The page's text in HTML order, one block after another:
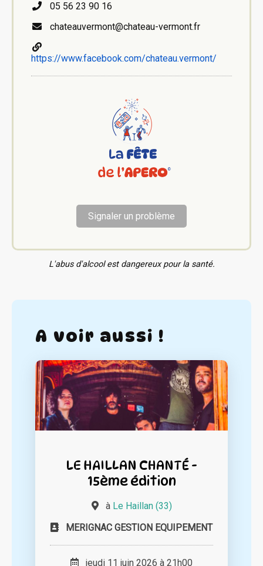
05 56 23 90 16
chateauvermont@chateau-vermont.fr
https://www.facebook.com/chateau.vermont/
Signaler un problème
L'abus d'alcool est dangereux pour la santé.
A voir aussi !
LE HAILLAN CHANTÉ -
15ème édition
à Le Haillan (33)
MERIGNAC GESTION EQUIPEMENT
jeudi 11 juin 2026 à 21h00